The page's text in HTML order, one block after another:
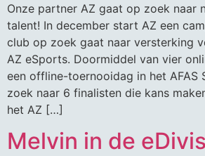
Onze partner AZ gaat op zoek naar
talent! In december start AZ een
club op zoek gaat naar versterking
AZ eSports. Doormiddel van vier
een offline-toernooidag in het AFAS
zoek naar 6 finalisten die kans
het AZ […]
Melvin in de